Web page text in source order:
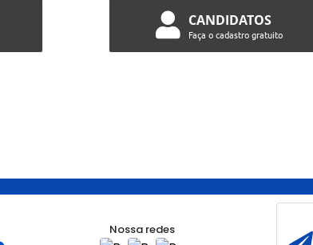
CANDIDATOS
Faça o cadastro gratuito
Nossa redes